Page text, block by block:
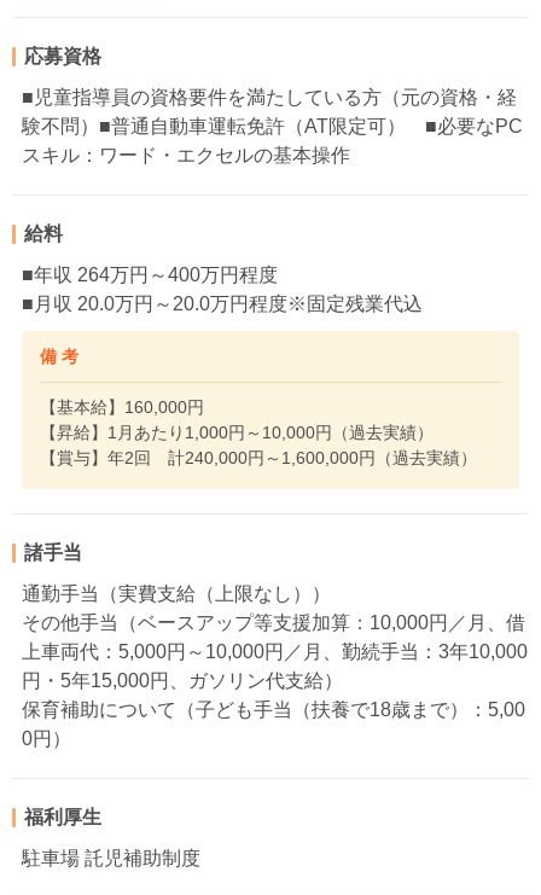
応募資格
■児童指導員の資格要件を満たしている方（元の資格・経
験不問）■普通自動車運転免許（AT限定可） ■必要なPC
スキル：ワード・エクセルの基本操作
給料
■年収 264万円～400万円程度
■月収 20.0万円～20.0万円程度※固定残業代込
備 考
【基本給】160,000円
【昇給】1月あたり1,000円～10,000円（過去実績）
【賞与】年2回 計240,000円～1,600,000円（過去実績）
諸手当
通勤手当（実費支給（上限なし））
その他手当（ベースアップ等支援加算：10,000円／月、借
上車両代：5,000円～10,000円／月、勤続手当：3年10,000
円・5年15,000円、ガソリン代支給）
保育補助について（子ども手当（扶養で18歳まで）：5,00
0円）
福利厚生
駐車場 託児補助制度